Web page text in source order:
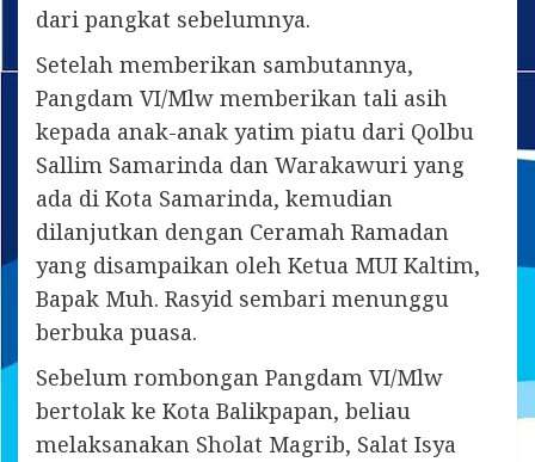
dari pangkat sebelumnya.
Setelah memberikan sambutannya,
Pangdam VI/Mlw memberikan tali asih
kepada anak-anak yatim piatu dari Qolbu
Sallim Samarinda dan Warakawuri yang
ada di Kota Samarinda, kemudian
dilanjutkan dengan Ceramah Ramadan
yang disampaikan oleh Ketua MUI Kaltim,
Bapak Muh. Rasyid sembari menunggu
berbuka puasa.
Sebelum rombongan Pangdam VI/Mlw
bertolak ke Kota Balikpapan, beliau
melaksanakan Sholat Magrib, Salat Isya